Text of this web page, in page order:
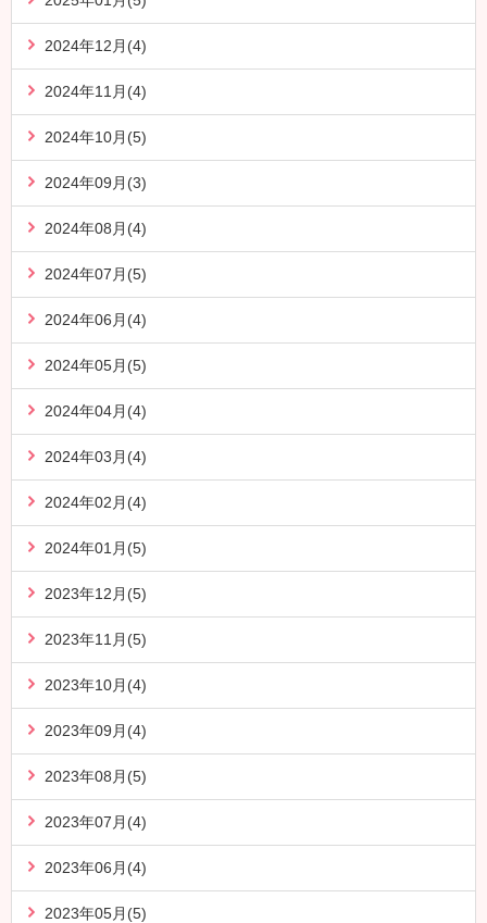
2024年12月(4)
2024年11月(4)
2024年10月(5)
2024年09月(3)
2024年08月(4)
2024年07月(5)
2024年06月(4)
2024年05月(5)
2024年04月(4)
2024年03月(4)
2024年02月(4)
2024年01月(5)
2023年12月(5)
2023年11月(5)
2023年10月(4)
2023年09月(4)
2023年08月(5)
2023年07月(4)
2023年06月(4)
2023年05月(5)